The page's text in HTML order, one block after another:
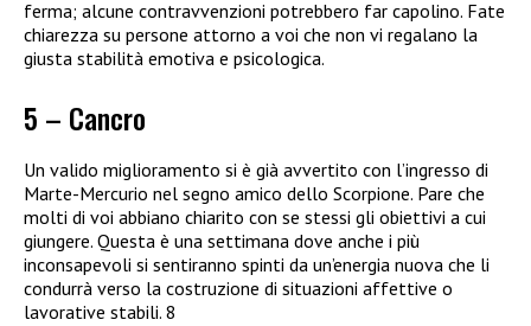
ferma; alcune contravvenzioni potrebbero far capolino. Fate
chiarezza su persone attorno a voi che non vi regalano la
giusta stabilità emotiva e psicologica.
5 – Cancro
Un valido miglioramento si è già avvertito con l’ingresso di
Marte-Mercurio nel segno amico dello Scorpione. Pare che
molti di voi abbiano chiarito con se stessi gli obiettivi a cui
giungere. Questa è una settimana dove anche i più
inconsapevoli si sentiranno spinti da un’energia nuova che li
condurrà verso la costruzione di situazioni affettive o
lavorative stabili. 8